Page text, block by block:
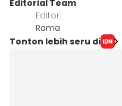
Editorial Team
Editor
Rama
Tonton lebih seru di